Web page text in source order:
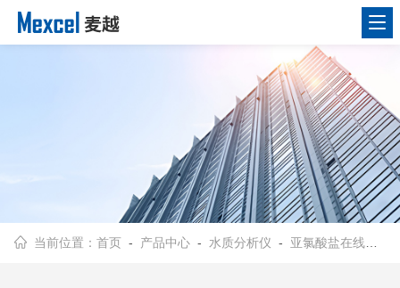
当前位置：首页 - 产品中心 - 水质分析仪 - 亚氯酸盐在线分析仪